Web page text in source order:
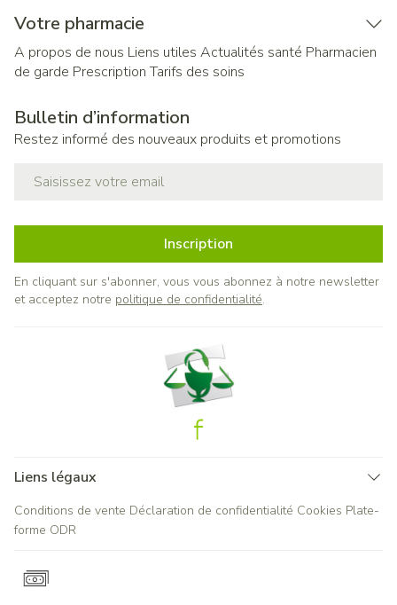
Votre pharmacie
A propos de nous Liens utiles Actualités santé Pharmacien
de garde Prescription Tarifs des soins
Bulletin d’information
Restez informé des nouveaux produits et promotions
Inscription
En cliquant sur s'abonner, vous vous abonnez à notre newsletter
et acceptez notre politique de confidentialité.
Liens légaux
Conditions de vente Déclaration de confidentialité Cookies Plate-
forme ODR